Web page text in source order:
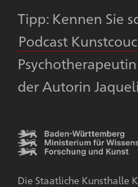
Tipp: Kennen Sie
Podcast
der Autorin
Die Staatliche Kunsthalle